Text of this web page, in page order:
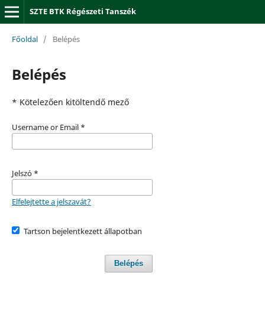
SZTE BTK Régészeti Tanszék
Főoldal / Belépés
Belépés
* Kötelezően kitöltendő mező
Username or Email *
Jelszó *
Elfelejtette a jelszavát?
Tartson bejelentkezett állapotban
Belépés